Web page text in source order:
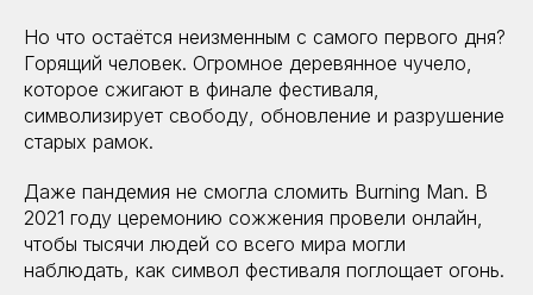
Но что остаётся неизменным с самого первого дня?
Горящий человек. Огромное деревянное чучело,
которое сжигают в финале фестиваля,
символизирует свободу, обновление и разрушение
старых рамок.
Даже пандемия не смогла сломить Burning Man. В
2021 году церемонию сожжения провели онлайн,
чтобы тысячи людей со всего мира могли
наблюдать, как символ фестиваля поглощает огонь.